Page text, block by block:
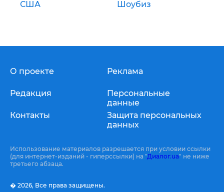
США Шоубиз
О проекте
Редакция
Контакты
Реклама
Персональные
данные
Защита персональных
данных
Использование материалов разрешается при условии ссылки
(для интернет-изданий - гиперссылки) на "Диалог.ua" не ниже
третьего абзаца.
� 2026, Все права защищены.